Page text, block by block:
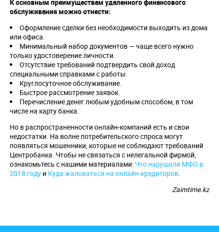
К основным преимуществам удаленного финансового
обслуживания можно отнести:
Оформление сделки без необходимости выходить из дома
или офиса.
Минимальный набор документов — чаще всего нужно
только удостоверение личности.
Отсутствие требований подтвердить свой доход
специальными справками с работы.
Круглосуточное обслуживание.
Быстрое рассмотрение заявок.
Перечисление денег любым удобным способом, в том
числе на карту банка.
Но в распространенности онлайн-компаний есть и свои
недостатки. На волне потребительского спроса могут
появляться мошенники, которые не соблюдают требований
Центробанка. Чтобы не связаться с нелегальной фирмой,
ознакомьтесь с нашими материалами: Что нарушали МФО в
2018 году и Куда жаловаться на онлайн-кредиторов
Zaimtime.kz